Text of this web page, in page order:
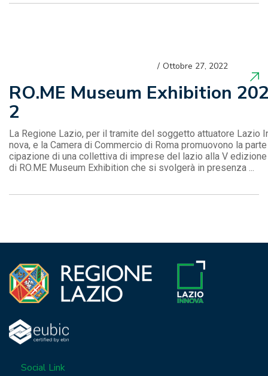
RO.ME Museum Exhibition
2
Ottobre 27, 2022
La Regione Lazio, per il tramite del soggetto attuatore Lazio
nova, e la Camera di Commercio di Roma promuovono la parte
cipazione di una collettiva di imprese del lazio alla V edizione
di RO.ME Museum Exhibition che si svolgerà in presenza ...
Social Link